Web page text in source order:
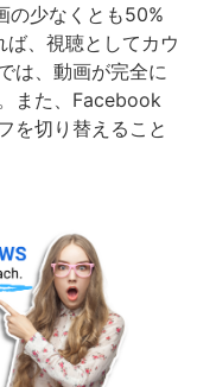
の少なくとも50%
、視聴としてカウ
は、動画が完全に
また、Facebook
を切り替えること